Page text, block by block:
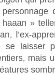
haaan »
l’ex-
laisser
mais